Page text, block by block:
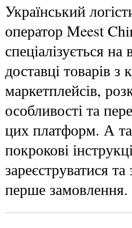
Український
оператор Meest
спеціалізується на
доставці товарів з
маркетплейсів,
особливості та
цих платформ. А
покрокові
зареєструватися
перше замовлення.